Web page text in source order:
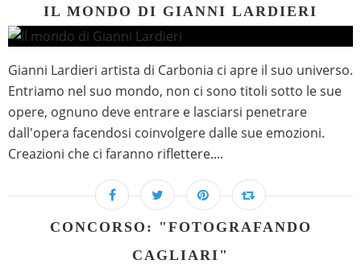
IL MONDO DI GIANNI LARDIERI
Gianni Lardieri artista di Carbonia ci apre il suo universo.
Entriamo nel suo mondo, non ci sono titoli sotto le sue
opere, ognuno deve entrare e lasciarsi penetrare
dall'opera facendosi coinvolgere dalle sue emozioni.
Creazioni che ci faranno riflettere....
CONCORSO: "FOTOGRAFANDO
CAGLIARI"